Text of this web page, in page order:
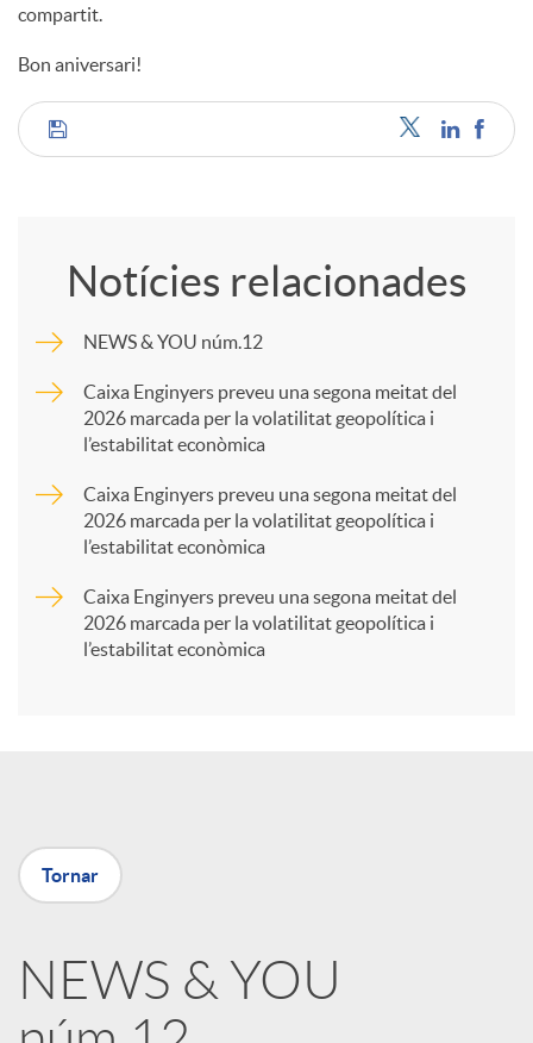
compartit.
Bon aniversari!
C
p
a
a
Notícies relacionades
NEWS & YOU núm.12
Caixa Enginyers preveu una segona meitat del
2026 marcada per la volatilitat geopolítica i
l’estabilitat econòmica
Caixa Enginyers preveu una segona meitat del
2026 marcada per la volatilitat geopolítica i
l’estabilitat econòmica
Caixa Enginyers preveu una segona meitat del
2026 marcada per la volatilitat geopolítica i
l’estabilitat econòmica
Tornar
NEWS & YOU